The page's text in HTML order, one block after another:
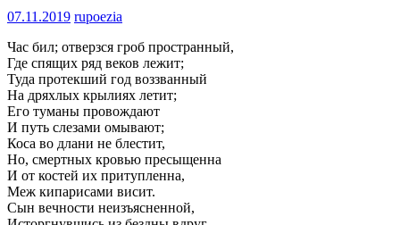
07.11.2019 rupoezia
Час бил; отверзся гроб пространный,
Где спящих ряд веков лежит;
Туда протекший год воззванный
На дряхлых крылиях летит;
Его туманы провождают
И путь слезами омывают;
Коса во длани не блестит,
Но, смертных кровью пресыщенна
И от костей их притупленна,
Меж кипарисами висит.
Сын вечности неизъясненной,